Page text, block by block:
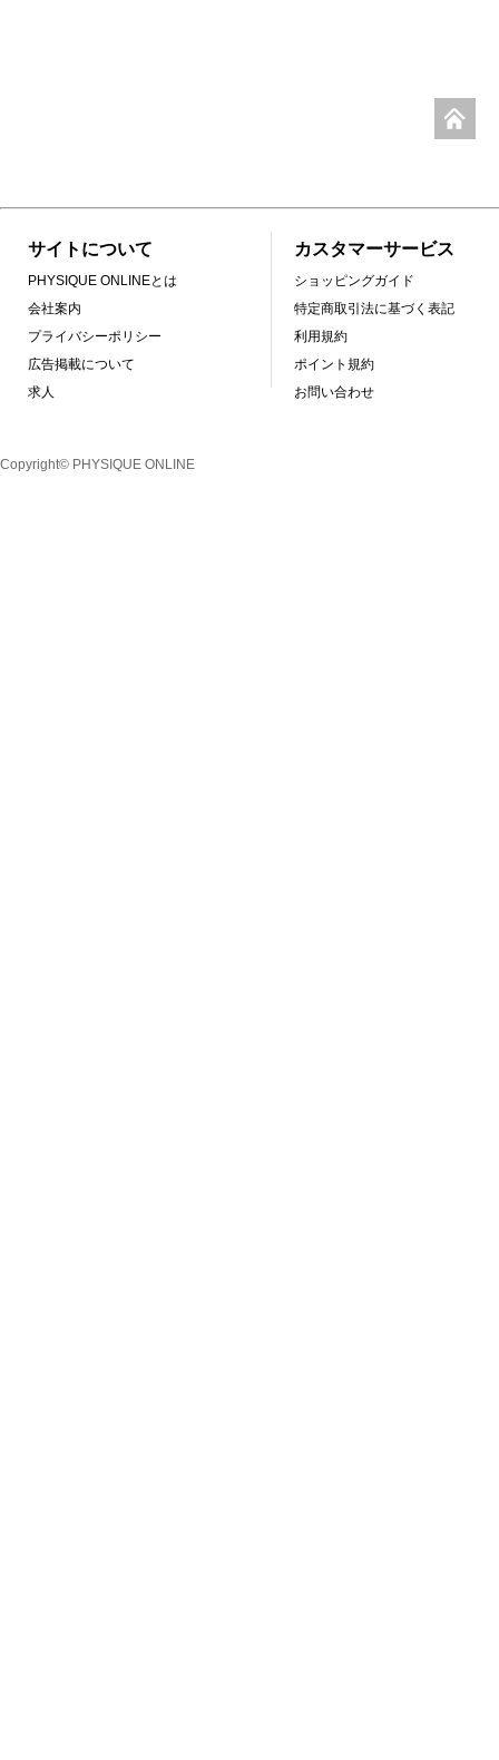
サイトについて
PHYSIQUE ONLINEとは
会社案内
プライバシーポリシー
広告掲載について
求人
カスタマーサービス
ショッピングガイド
特定商取引法に基づく表記
利用規約
ポイント規約
お問い合わせ
Copyright© PHYSIQUE ONLINE